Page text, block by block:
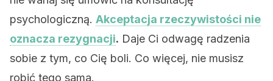
psychologiczną. Akceptacja rzeczywistości nie
oznacza rezygnacji. Daje Ci odwagę radzenia
sobie z tym, co Cię boli. Co więcej, nie musisz
robić tego sama.